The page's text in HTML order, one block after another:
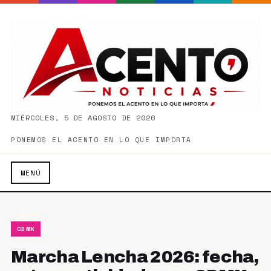
MIÉRCOLES, 5 DE AGOSTO DE 2026
PONEMOS EL ACENTO EN LO QUE IMPORTA
MENÚ
CDMX
Marcha Lencha 2026: fecha,